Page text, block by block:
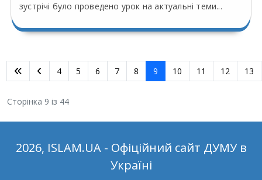
зустрічі було проведено урок на актуальні теми...
4 5 6 7 8 9 10 11 12 13
Сторінка 9 із 44
2026, ISLAM.UA - Офіційний сайт ДУМУ в
Україні